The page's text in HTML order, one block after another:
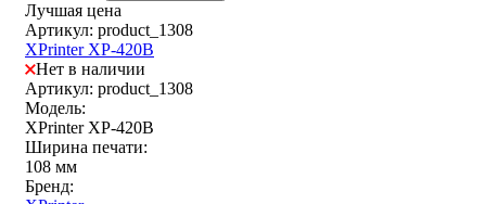
Лучшая цена
Артикул: product_1308
XPrinter XP-420B
Нет в наличии
Артикул: product_1308
Модель:
XPrinter XP-420B
Ширина печати:
108 мм
Бренд: